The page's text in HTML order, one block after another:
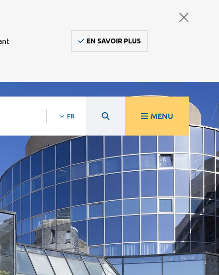
EN SAVOIR PLUS
FR MENU